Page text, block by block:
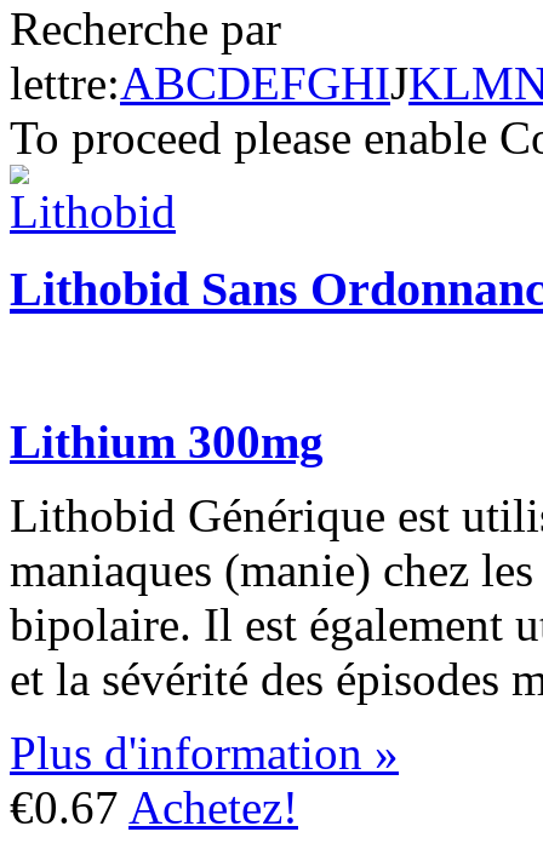
Recherche par
lettre:ABCDEFGHIJKLM
To proceed please enable
Lithobid Sans
Lithium 300mg
Lithobid Générique est
maniaques (manie) chez
bipolaire. Il est également
et la sévérité des épisodes
Plus d'information »
€0.67 Achetez!